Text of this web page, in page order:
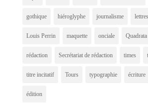
gothique hiéroglyphe journalisme lettres
Louis Perrin maquette onciale Quadrata
rédaction Secrétariat de rédaction times
titre incitatif Tours typographie écriture
édition